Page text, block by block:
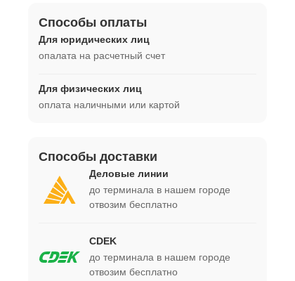
Способы оплаты
Для юридических лиц
опалата на расчетный счет
Для физических лиц
оплата наличными или картой
Способы доставки
Деловые линии
до терминала в нашем городе
отвозим бесплатно
CDEK
до терминала в нашем городе
отвозим бесплатно